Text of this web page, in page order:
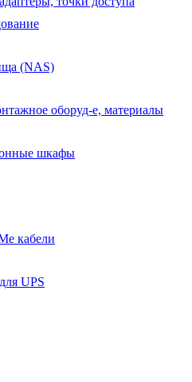
(NAS)
оборуд-е, материалы
шкафы
кабели
UPS